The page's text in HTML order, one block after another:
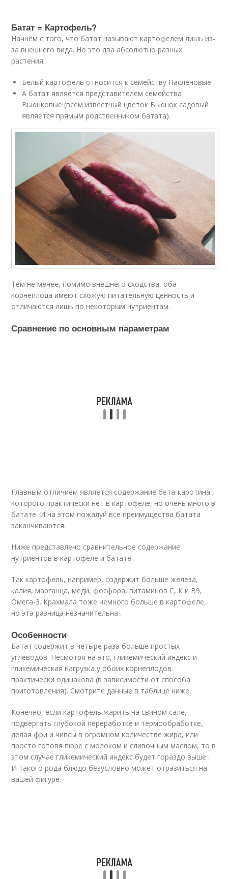
Батат = Картофель?
Начнём с того, что батат называют картофелем лишь из-
за внешнего вида. Но это два абсолютно разных
растения:
Белый картофель относится к семейству Пасленовые .
А батат является представителем семейства
Вьюнковые (всем известный цветок Вьюнок садовый
является прямым родственником батата).
Тем не менее, помимо внешнего сходства, оба
корнеплода имеют схожую питательную ценность и
отличаются лишь по некоторым нутриентам.
Сравнение по основным параметрам
Главным отличием является содержание бета-каротина ,
которого практически нет в картофеле, но очень много в
батате. И на этом пожалуй все преимущества батата
заканчиваются.
Ниже представлено сравнительное содержание
нутриентов в картофеле и батате.
Так картофель, например, содержит больше железа,
калия, марганца, меди, фосфора, витаминов С, К и В9,
Омега-3. Крахмала тоже немного больше в картофеле,
но эта разница незначительна .
Особенности
Батат содержит в четыре раза больше простых
углеводов. Несмотря на это, гликемический индекс и
гликемическая нагрузка у обоих корнеплодов
практически одинакова (в зависимости от способа
приготовления). Смотрите данные в таблице ниже:
Конечно, если картофель жарить на свином сале,
подвергать глубокой переработке и термообработке,
делая фри и чипсы в огромном количестве жира, или
просто готовя пюре с молоком и сливочным маслом, то в
этом случае гликемический индекс будет гораздо выше .
И такого рода блюдо безусловно может отразиться на
вашей фигуре.